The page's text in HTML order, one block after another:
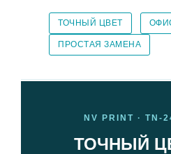
ТОЧНЫЙ ЦВЕТ
ПРОСТАЯ ЗАМЕНА
NV PRINT · TN-
ТОЧНЫЙ